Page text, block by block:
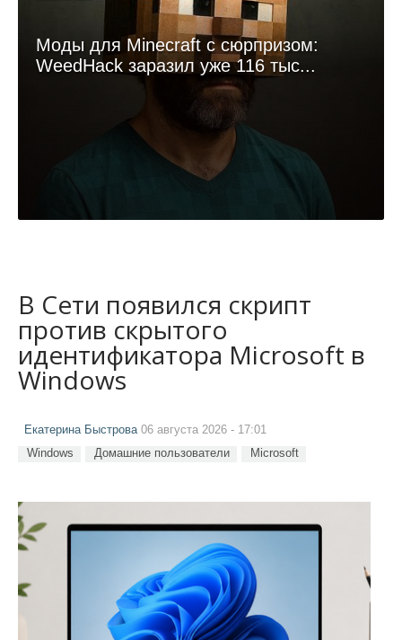
Моды для Minecraft с сюрпризом:
WeedHack заразил уже 116 тыс...
В Сети появился скрипт
против скрытого
идентификатора Microsoft в
Windows
Екатерина Быстрова06 августа 2026 - 17:01
Windows Домашние пользователи Microsoft